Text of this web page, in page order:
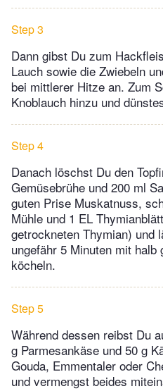
Step 3
Dann gibst Du zum
Lauch sowie die Zwiebeln
bei mittlerer Hitze an. Zum
Knoblauch hinzu und
Step 4
Danach löschst Du den
Gemüsebrühe und 200 ml
guten Prise Muskatnuss,
Mühle und 1 EL
getrockneten Thymian) und
ungefähr 5 Minuten mit halb
köcheln.
Step 5
Während dessen reibst Du
g Parmesankäse und 50 g
Gouda, Emmentaler oder
und vermengst beides